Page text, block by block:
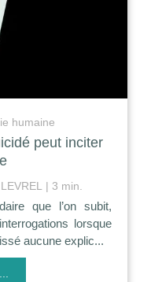
humaine
peut inciter
3 min.
que l’on subit,
lorsque
aucune explic...